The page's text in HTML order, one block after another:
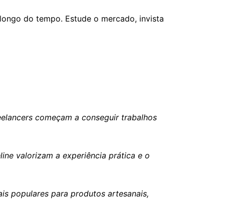
do tempo. Estude o mercado, invista
começam a conseguir trabalhos
valorizam a experiência prática e o
populares para produtos artesanais,